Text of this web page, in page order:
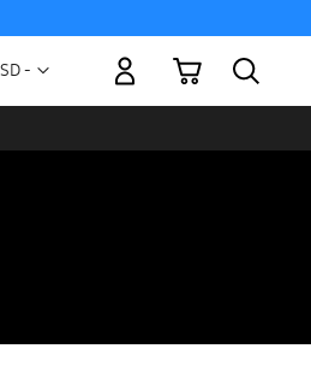
Moneda
-
Mi carrito